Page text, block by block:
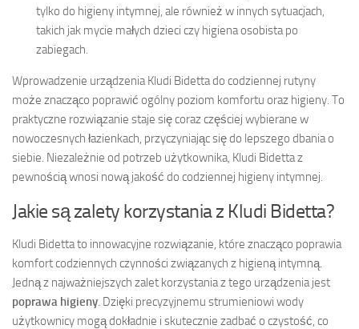
tylko do higieny intymnej, ale również w innych sytuacjach,
takich jak mycie małych dzieci czy higiena osobista po
zabiegach.
Wprowadzenie urządzenia Kludi Bidetta do codziennej rutyny
może znacząco poprawić ogólny poziom komfortu oraz higieny. To
praktyczne rozwiązanie staje się coraz częściej wybierane w
nowoczesnych łazienkach, przyczyniając się do lepszego dbania o
siebie. Niezależnie od potrzeb użytkownika, Kludi Bidetta z
pewnością wnosi nową jakość do codziennej higieny intymnej.
Jakie są zalety korzystania z Kludi Bidetta?
Kludi Bidetta to innowacyjne rozwiązanie, które znacząco poprawia
komfort codziennych czynności związanych z higieną intymną.
Jedną z najważniejszych zalet korzystania z tego urządzenia jest
poprawa higieny . Dzięki precyzyjnemu strumieniowi wody
użytkownicy mogą dokładnie i skutecznie zadbać o czystość, co